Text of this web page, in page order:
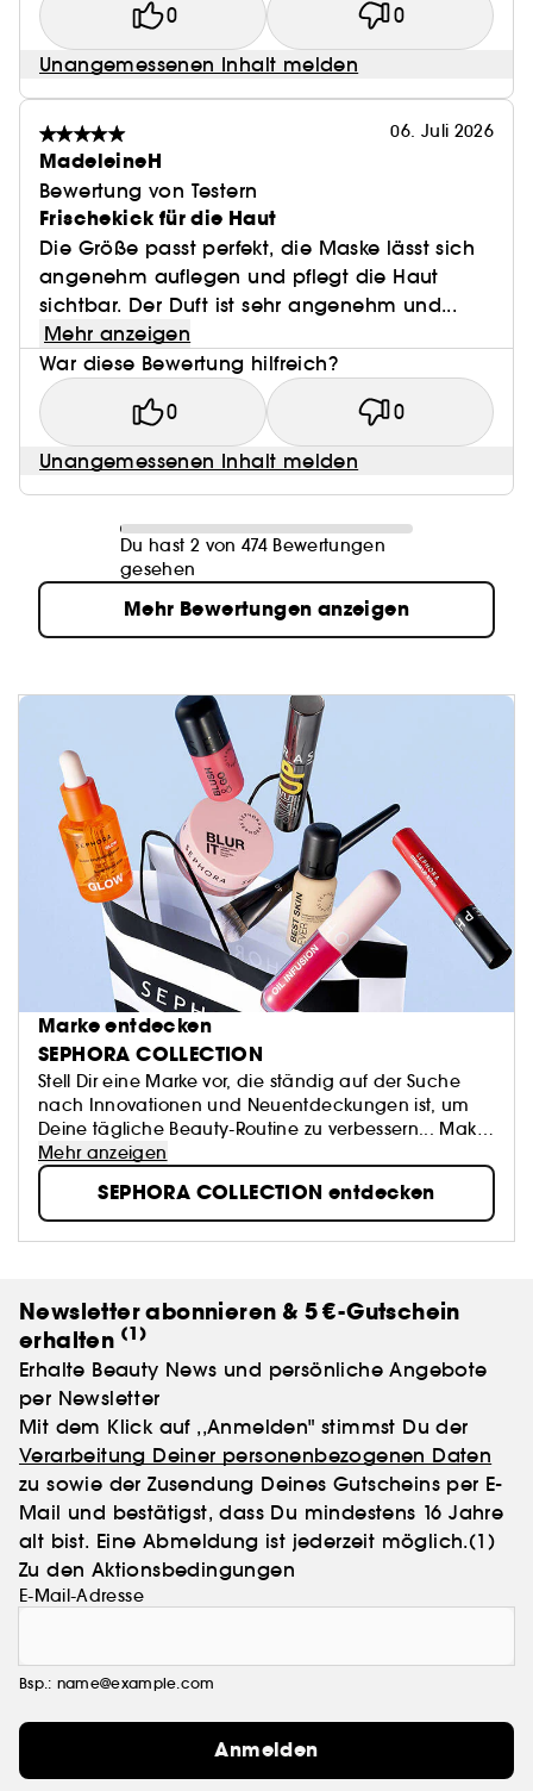
0 0
Unangemessenen Inhalt melden
06. Juli 2026
MadeleineH
Bewertung von Testern
Frischekick für die Haut
Die Größe passt perfekt, die Maske lässt sich
angenehm auflegen und pflegt die Haut
sichtbar. Der Duft ist sehr angenehm und...
Mehr anzeigen
War diese Bewertung hilfreich?
0 0
Unangemessenen Inhalt melden
Du hast 2 von 474 Bewertungen
gesehen
Mehr Bewertungen anzeigen
Marke entdecken
SEPHORA COLLECTION
Stell Dir eine Marke vor, die ständig auf der Suche
nach Innovationen und Neuentdeckungen ist, um
Deine tägliche Beauty-Routine zu verbessern... Make-
up, Accessoires, Bad- und Hautpflegeprodukte:
SEPHORA COLLECTION bietet eine Fülle von
spannenden Produkten...
Mehr anzeigen
SEPHORA COLLECTION entdecken
Newsletter abonnieren & 5 €-Gutschein
erhalten (1)
Erhalte Beauty News und persönliche Angebote
per Newsletter
Mit dem Klick auf ,,Anmelden" stimmst Du der
Verarbeitung Deiner personenbezogenen Daten
zu sowie der Zusendung Deines Gutscheins per E-
Mail und bestätigst, dass Du mindestens 16 Jahre
alt bist. Eine Abmeldung ist jederzeit möglich.(1)
Zu den Aktionsbedingungen
E-Mail-Adresse
Bsp.: name@example.com
Anmelden